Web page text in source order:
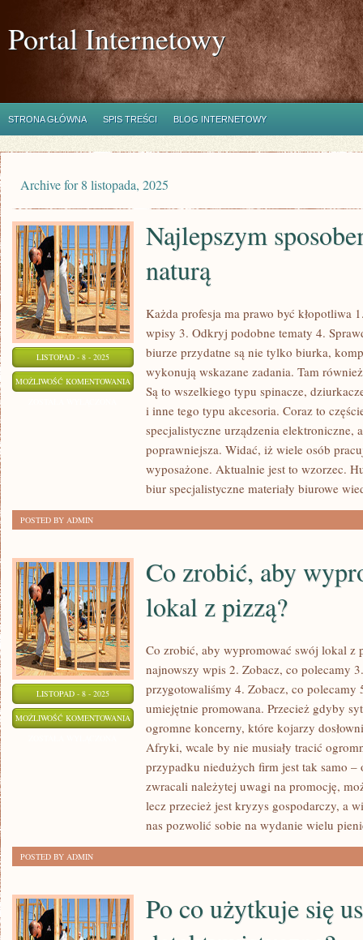
Portal Internetowy
STRONA GŁÓWNA SPIS TREŚCI BLOG INTERNETOWY
Archive for 8 listopada, 2025
LISTOPAD - 8 - 2025
MOŻLIWOŚĆ KOMENTOWANIA NAJLEPSZYM
SPOSOBEM
BLISKOŚĆ
Najlepszym
naturą
Każda profesja ma prawo być kłopotliwa
wpisy 3. Odkryj podobne tematy 4.
biurze przydatne są nie tylko biurka,
wykonują wskazane zadania. Tam
Są to wszelkiego typu spinacze,
i inne tego typu akcesoria. Coraz to
specjalistyczne urządzenia elektroniczne,
poprawniejsza. Widać, iż wiele osób
wyposażone. Aktualnie jest to wzorzec.
biur specjalistyczne materiały biurowe
POSTED BY ADMIN
LISTOPAD - 8 - 2025
MOŻLIWOŚĆ KOMENTOWANIA
ZROBIĆ,
WYPROMOWAĆ
Co zrobić, aby
lokal z pizzą?
Co zrobić, aby wypromować swój lokal z
najnowszy wpis 2. Zobacz, co polecamy
przygotowaliśmy 4. Zobacz, co polecamy
umiejętnie promowana. Przecież gdyby
ogromne koncerny, które kojarzy
Afryki, wcale by nie musiały tracić
przypadku niedużych firm jest tak samo
zwracali należytej uwagi na promocję,
lecz przecież jest kryzys gospodarczy, a
nas pozwolić sobie na wydanie wielu
POSTED BY ADMIN
Po co użytkuje się